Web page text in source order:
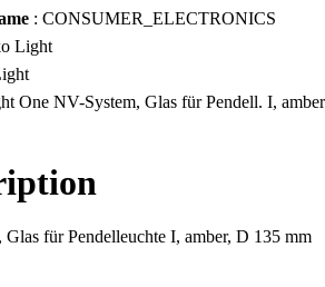
: CONSUMER_ELECTRONICS
Light
One NV-System, Glas für Pendell. I,
für Pendelleuchte I, amber, D 135 mm